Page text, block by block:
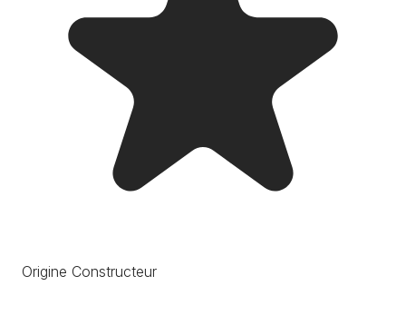
Origine Constructeur